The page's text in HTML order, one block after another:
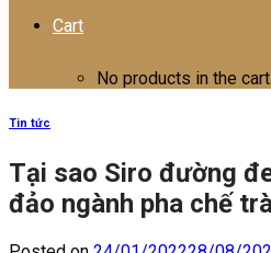
Cart
No products in the cart.
Tin tức
Tại sao Siro đường
đảo ngành pha chế